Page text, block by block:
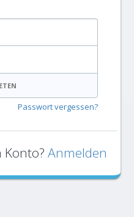
Passwort vergessen?
Konto? Anmelden